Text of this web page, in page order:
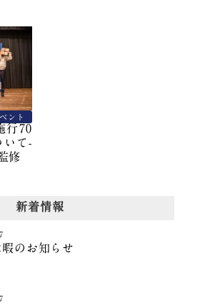
ント
行70
いて-
修
新着情報
のお知らせ